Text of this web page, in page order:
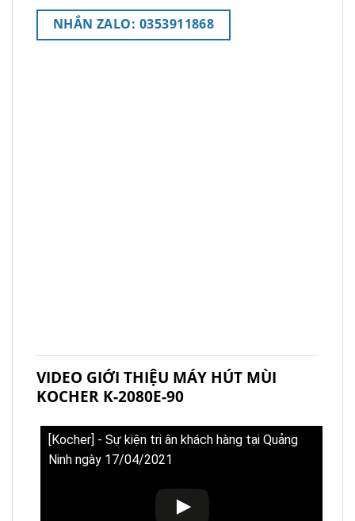
NHẮN ZALO: 0353911868
VIDEO GIỚI THIỆU MÁY HÚT MÙI
KOCHER K-2080E-90
[Kocher] - Sự kiện tri ân khách hàng tại Quảng
Ninh ngày 17/04/2021